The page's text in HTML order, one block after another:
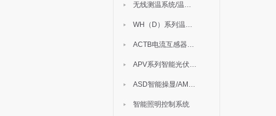
无线测温系统/温度巡检
WH（D）系列温湿度控制器
ACTB电流互感器过电压保护器
APV系列智能光伏汇流箱
ASD智能操显/AM中压保护
智能照明控制系统